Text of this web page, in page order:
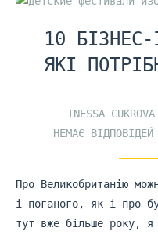
10
ЯКІ
INESSA CUKROVA
НЕМАЄ ВІДПОВІДЕЙ
Про Великобританію
і поганого, як і про
тут вже більше року, я